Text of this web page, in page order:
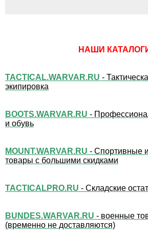
НАШИ
TACTICAL.WARVAR.RU -
экипировка
BOOTS.WARVAR.RU -
и обувь
MOUNT.WARVAR.RU - Спортивные
товары с большими скидками
TACTICALPRO.RU - Складские
BUNDES.WARVAR.RU - военные
(временно не доставляются)